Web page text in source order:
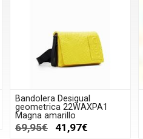
Bandolera Desigual
geometrica 22WAXPA1
Magna amarillo
69,95€ 41,97€